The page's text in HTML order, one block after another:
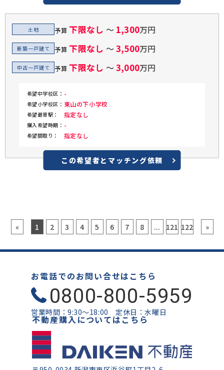
土地 予算 下限なし 〜 1,300万円
新築一戸建て 予算 下限なし 〜 3,500万円
中古一戸建て 予算 下限なし 〜 3,000万円
希望中学校区： -
希望小学校区： 東山の下小学校
希望最寄駅： 指定なし
購入希望時期： -
希望間取り： 指定なし
この希望者と マッチング依頼
« 1 2 3 4 5 6 7 8 ... 121 122 »
お電話でのお問い合せはこちら
0800-800-5959
営業時間：9:30〜18:00 定休日：水曜日
不動産購入についてはこちら